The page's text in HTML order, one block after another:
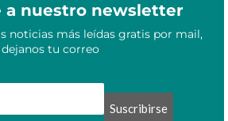
a nuestro newsletter
noticias más leídas gratis por mail,
dejanos tu correo
Suscribirse